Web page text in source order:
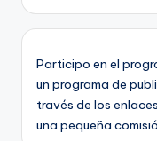
Participo en el
un programa de
través de los
una pequeña